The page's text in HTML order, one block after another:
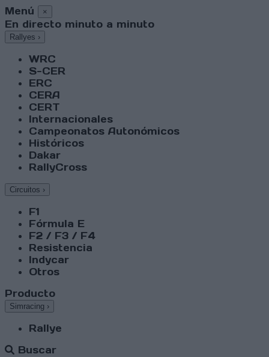
Menú ×
En directo minuto a minuto
Rallyes ›
WRC
S-CER
ERC
CERA
CERT
Internacionales
Campeonatos Autonómicos
Históricos
Dakar
RallyCross
Circuitos ›
F1
Fórmula E
F2 / F3 / F4
Resistencia
Indycar
Otros
Producto
Simracing ›
Rallye
Buscar